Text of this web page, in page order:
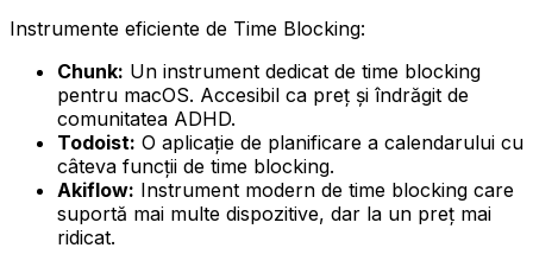
Instrumente eficiente de Time Blocking:
Chunk: Un instrument dedicat de time blocking
pentru macOS. Accesibil ca preț și îndrăgit de
comunitatea ADHD.
Todoist: O aplicație de planificare a calendarului cu
câteva funcții de time blocking.
Akiflow: Instrument modern de time blocking care
suportă mai multe dispozitive, dar la un preț mai
ridicat.